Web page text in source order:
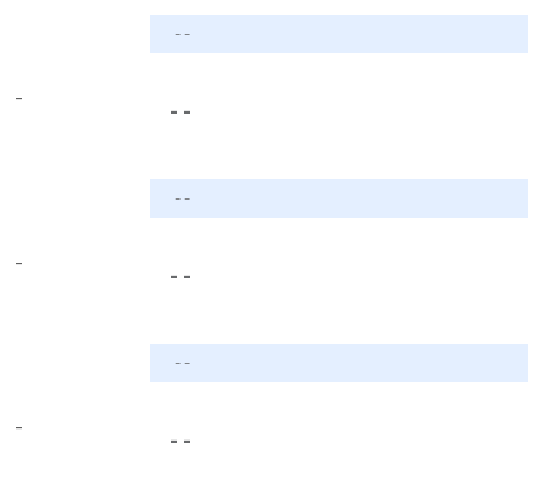
- -
-
- -
- -
-
- -
- -
-
- -